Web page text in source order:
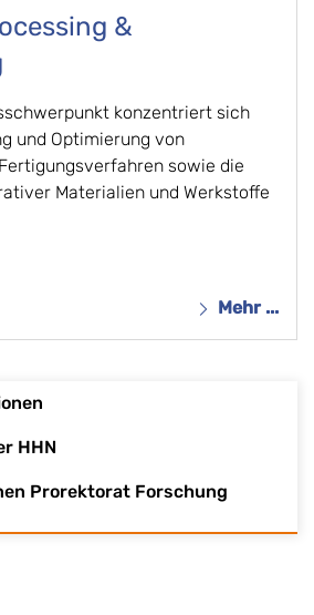
&
konzentriert sich
und Optimierung von
sowie die
Materialien und Werkstoffe
Mehr ...
HHN
Prorektorat Forschung